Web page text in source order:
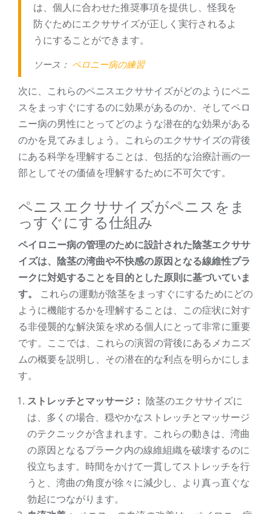
は、個人に合わせた推奨事項を提供し、怪我を
防ぐためにエクササイズが正しく実行されるよ
うにすることができます。
ソース： ペロニー病の練習
次に、これらのペニスエクササイズがどのようにペニ
スをまっすぐにするのに効果があるのか​​、そしてペロ
ニー病の男性にとってどのような潜在的な効果がある
のか​​を見てみましょう。これらのエクササイズの背後
にある科学を理解することは、包括的な治療計画の一
部としてその価値を理解するために不可欠です。
ペニスエクササイズがペニスをま
っすぐにする仕組み
ペイロニー病の管理のために設計された陰茎エクササ
イズは、陰茎の湾曲や不快感の原因となる線維性プラ
ークに対処することを目的とした原則に基づいていま
す。
これらの運動が陰茎をまっすぐにするためにどの
ように機能するかを理解することは、この症状に対す
る非侵襲的な解決策を求める個人にとって非常に重要
です。ここでは、これらの演習の背後にあるメカニズ
ムの概要を説明し、その潜在的な利点を明らかにしま
す。
ストレッチとマッサージ： 陰茎のエクササイズに
は、多くの場合、穏やかなストレッチとマッサージ
のテクニックが含まれます。これらの動きは、湾曲
の原因となるプラーク内の線維組織を破壊するのに
役立ちます。時間をかけて一貫してストレッチを行
うと、湾曲の角度が徐々に減少し、より真っ直ぐな
勃起につながります。